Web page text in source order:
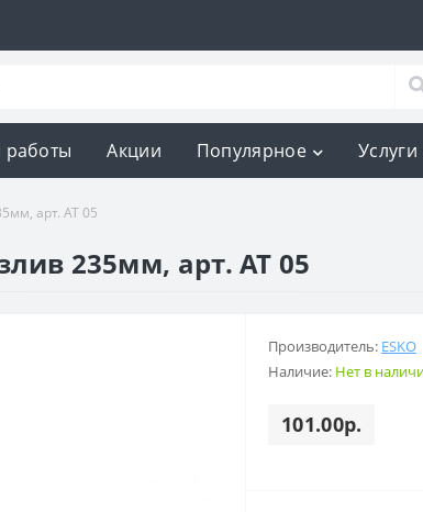
Акции Популярное Услуги
арт. AT 05
235мм, арт. AT 05
Производитель: ESKO
Наличие: Нет в
101.00р.